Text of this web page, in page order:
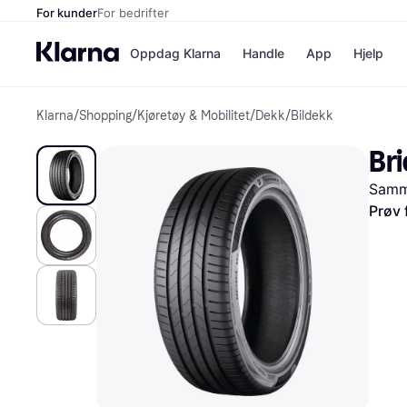
For kunderFor bedrifter
Oppdag Klarna
Betal nå
Betal i 3
Betal innen
Finansiering
Handle App Hjelp
Klarna/Shopping/Kjøretøy & Mobilitet/Dekk/Bildekk
Prøv